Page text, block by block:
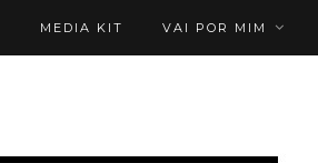
MEDIA KIT VAI POR MIM